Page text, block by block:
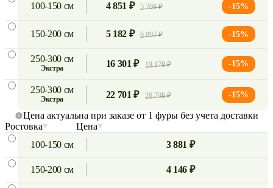
100-150 см
4 851 ₽ 5 708 ₽ -15%
150-200 см 5 182 ₽ 6 097 ₽ -15%
250-300 см
экстра 16 301 ₽ 19 178 ₽ -15%
250-300 см
экстра 22 701 ₽ 26 708 ₽ -15%
Цена актуальна при заказе от 1 фуры без учета доставки
Ростовка
Цена
100-150 см
3 881 ₽
150-200 см 4 146 ₽